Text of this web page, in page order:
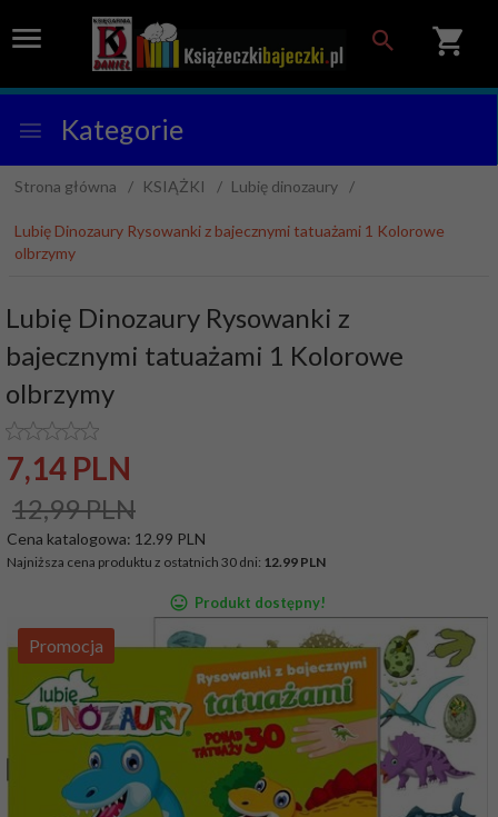
Kategorie
Strona główna KSIĄŻKI Lubię dinozaury
Lubię Dinozaury Rysowanki z bajecznymi tatuażami 1 Kolorowe
olbrzymy
Lubię Dinozaury Rysowanki z
bajecznymi tatuażami 1 Kolorowe
olbrzymy
7,14 PLN
12,99 PLN
Cena katalogowa: 12.99 PLN
Najniższa cena produktu z ostatnich 30 dni: 12.99 PLN
Produkt dostępny!
Promocja